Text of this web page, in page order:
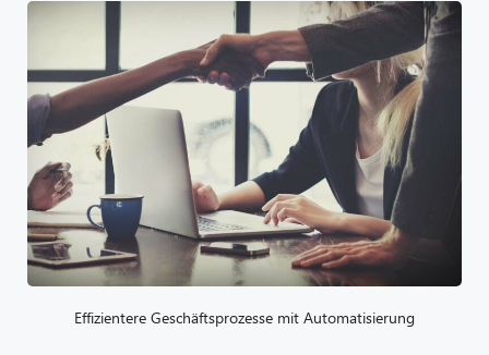
Effizientere Geschäftsprozesse mit Automatisierung